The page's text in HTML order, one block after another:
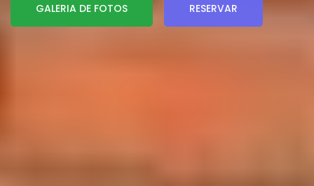
GALERIA DE FOTOS